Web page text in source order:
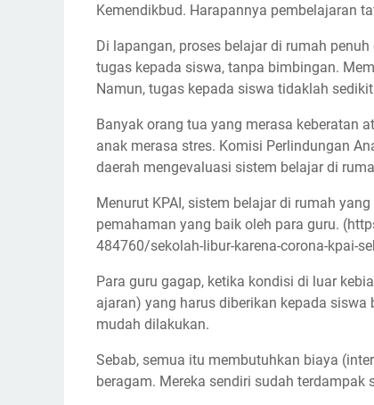
Kemendikbud. Harapannya pembelajaran
Di lapangan, proses belajar di rumah
tugas kepada siswa, tanpa bimbingan.
Namun, tugas kepada siswa tidaklah
Banyak orang tua yang merasa keberatan
anak merasa stres. Komisi Perlindungan
daerah mengevaluasi sistem belajar di
Menurut KPAI, sistem belajar di rumah
pemahaman yang baik oleh para guru.
484760/sekolah-libur-karena-corona-kpai-
Para guru gagap, ketika kondisi di luar
ajaran) yang harus diberikan kepada
mudah dilakukan.
Sebab, semua itu membutuhkan biaya
beragam. Mereka sendiri sudah terdampak